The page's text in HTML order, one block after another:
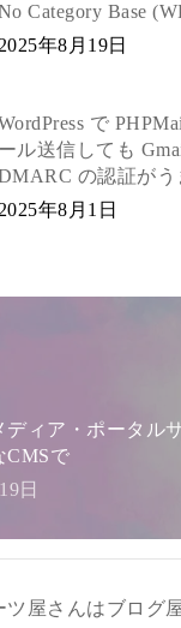
Category Base
2025年8月19日
で
ール送信しても
の認証がう
2025年8月1日
ディア・ポータル
CMSで
日
ツ屋さんはブログ